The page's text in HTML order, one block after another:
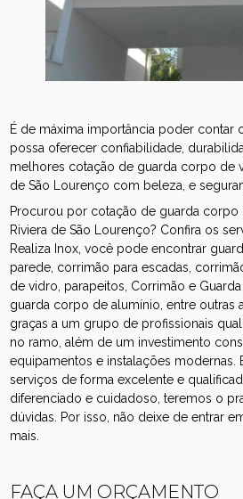
É de máxima importância poder contar
possa oferecer confiabilidade,
melhores cotação de guarda corpo de
de São Lourenço com beleza, e
Procurou por cotação de guarda corpo
Riviera de São Lourenço? Confira os
Realiza Inox, você pode encontrar
parede, corrimão para escadas,
de vidro, parapeitos, Corrimão e
guarda corpo de alumínio, entre outras
graças a um grupo de profissionais
no ramo, além de um investimento
equipamentos e instalações modernas.
serviços de forma excelente e
diferenciado e cuidadoso, teremos o
dúvidas. Por isso, não deixe de entrar
mais.
FAÇA UM ORÇAMENTO